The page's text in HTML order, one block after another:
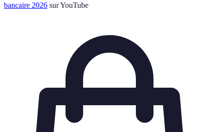
bancaire 2026 sur YouTube